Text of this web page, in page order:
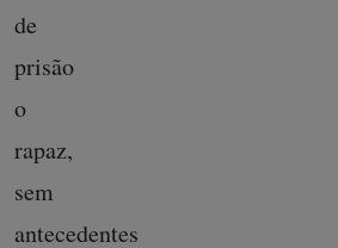
de
prisão
o
rapaz,
sem
antecedentes